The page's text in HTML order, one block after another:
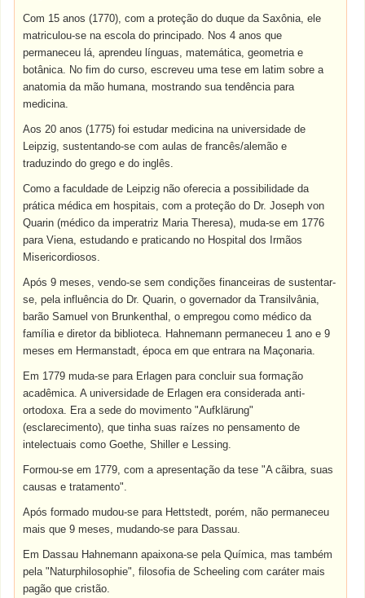
Com 15 anos (1770), com a proteção do duque da Saxônia, ele
matriculou-se na escola do principado. Nos 4 anos que
permaneceu lá, aprendeu línguas, matemática, geometria e
botânica. No fim do curso, escreveu uma tese em latim sobre a
anatomia da mão humana, mostrando sua tendência para
medicina.
Aos 20 anos (1775) foi estudar medicina na universidade de
Leipzig, sustentando-se com aulas de francês/alemão e
traduzindo do grego e do inglês.
Como a faculdade de Leipzig não oferecia a possibilidade da
prática médica em hospitais, com a proteção do Dr. Joseph von
Quarin (médico da imperatriz Maria Theresa), muda-se em 1776
para Viena, estudando e praticando no Hospital dos Irmãos
Misericordiosos.
Após 9 meses, vendo-se sem condições financeiras de sustentar-
se, pela influência do Dr. Quarin, o governador da Transilvânia,
barão Samuel von Brunkenthal, o empregou como médico da
família e diretor da biblioteca. Hahnemann permaneceu 1 ano e 9
meses em Hermanstadt, época em que entrara na Maçonaria.
Em 1779 muda-se para Erlagen para concluir sua formação
acadêmica. A universidade de Erlagen era considerada anti-
ortodoxa. Era a sede do movimento "Aufklärung"
(esclarecimento), que tinha suas raízes no pensamento de
intelectuais como Goethe, Shiller e Lessing.
Formou-se em 1779, com a apresentação da tese "A cãibra, suas
causas e tratamento".
Após formado mudou-se para Hettstedt, porém, não permaneceu
mais que 9 meses, mudando-se para Dassau.
Em Dassau Hahnemann apaixona-se pela Química, mas também
pela "Naturphilosophie", filosofia de Scheeling com caráter mais
pagão que cristão.